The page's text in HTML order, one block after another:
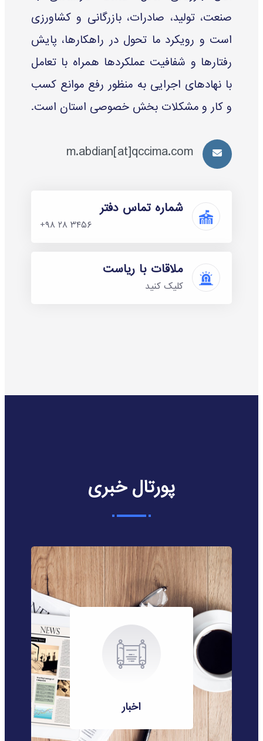
صنعت، تولید، صادرات، بازرگانی و کشاورزی
است و رویکرد ما تحول در راهکارها، پایش
رفتارها و شفافیت عملکردها همراه با تعامل
با نهادهای اجرایی به منظور رفع موانع کسب
و کار و مشکلات بخش خصوصی استان است.
m.abdian[at]qccima.com
شماره تماس دفتر
+۹۸ ۲۸ ۳۴۵۶
ملاقات با ریاست
کلیک کنید
پورتال خبری
اخبار